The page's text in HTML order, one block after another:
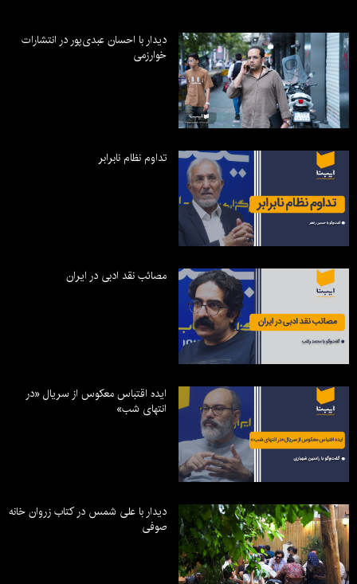
دیدار با احسان عبدی‌پور در انتشارات
خوارزمی
تداوم نظام نابرابر
مصائب نقد ادبی در ایران
ایده اقتباس معکوس از سریال «در
انتهای شب»
دیدار با علی شمس در کتاب زروان خانه
صوفی